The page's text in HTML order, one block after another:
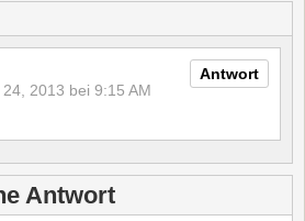
Antwort
2013 bei 9:15 AM
Antwort